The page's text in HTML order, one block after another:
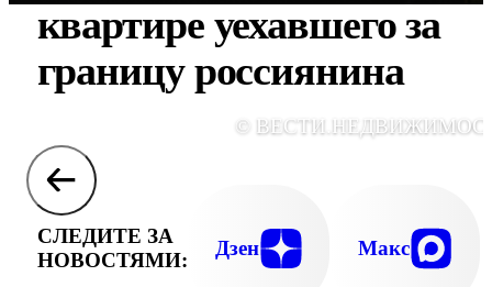
квартире уехавшего за
границу россиянина
©
СЛЕДИТЕ ЗА
НОВОСТЯМИ:
Дзен Макс